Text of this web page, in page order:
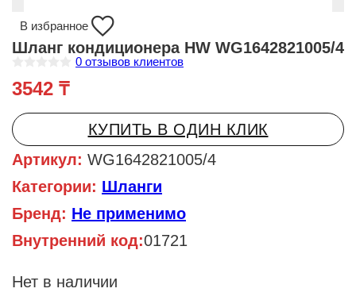
В избранное
Шланг кондиционера HW WG1642821005/4
ц
е
к
а
0
и
з
5
0 отзывов клиентов
3542 ₸
КУПИТЬ В ОДИН КЛИК
Артикул: WG1642821005/4
Категории: Шланги
Бренд: Не применимо
Внутренний код:01721
Нет в наличии